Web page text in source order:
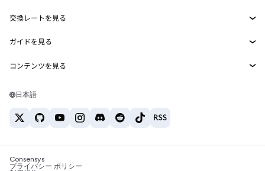
MetaMask Connect
Snaps
Web3サービス
セキュリティ
サポート
キャリア
お問い合わせ
イーサリアムの価格
Solanaの価格
Tetherの価格
交換レートを見る
ETH→USD
USDT→INR
BTC→INR
ETH→USDT
ガイドを見る
ETHの購入
USDTの購入
SHIBの購入
コンテンツを見る
Solanaウォレット
税制関連ニュース
日本語
Consensys
プライバシー ポリシー